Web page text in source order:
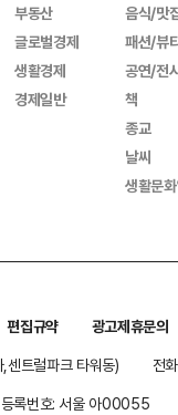
부동산
글로벌경제
생활경제
경제일반
음식/맛
패션/뷰
공연/전
책
종교
날씨
생활문
편집규약
광고제휴문의
트럴파크 타워동)
전
등록번호: 서울 아00055